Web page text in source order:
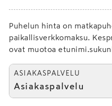
Puhelun hinta on
paikallisverkkomaksu.
ovat muotoa
ASIAKASPALVELU
Asiakaspalvelu